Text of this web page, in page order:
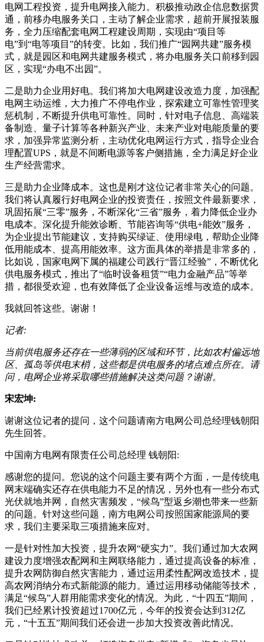
电网工程投资，提升电网接入能力。积极推动政企信息数据贯
通，前移办电服务关口，主动了解企业需求，超前开展报装服
务，全力压缩配套电网工程建设周期，实现由“项目等
电”到“电等项目”的转变。比如，我们推广“园网共建”服务模
式，就是园区和电网共建服务模式，将办电服务关口前移到园
区，实现“办电不出园”。
二是助力企业用好电。我们将加大电网建设改造力度，加强配
电网主动运维，大力推广不停电作业，探索建立可靠性管理奖
惩机制，不断提升供电可靠性。同时，针对电子信息、高端装
备制造、量子计算等各种新兴产业、未来产业对电能质量的要
求，加强异常监测分析，主动优化电网运行方式，指导企业合
理配置UPS，就是不间断电源等客户侧措施，全力满足好企业
生产经营需求。
三是助力企业降成本。这也是刚才这位记者非常关心的问题。
我们将认真履行好电网企业的投资责任，按照文件最新要求，
巩固拓展“三零”服务，不断深化“三省”服务，着力降低企业办
电成本。深化提升能效诊断、节能咨询等“供电+能效”服务，
为企业提出节能建议，支持购买绿证、使用绿电，帮助企业降
低用能成本、提高用能效率。这方面具体的举措是非常多的，
比如说，国家电网下属的福建公司践行“晋江经验”，不断优化
供电服务模式，推出了“临时设备租赁”“电力金融产品”等举
措，都很受欢迎，也有效降低了企业设备运维与改造的成本。
我就回答这些。谢谢！
记者:
当前供电服务还存在一些薄弱的区域和环节，比如农村偏远地
区、孤岛等供电末梢，这些都是供电服务的堵点难点所在。请
问，电网企业将采取哪些措施解决这类问题？谢谢。
宋宏坤:
谢谢这位记者的提问，这个问题请南方电网公司总经理钱朝阳
先生回答。
中国南方电网有限责任公司总经理 钱朝阳:
感谢您的提问。您说的这个问题主要有两个方面，一是传统电
网末端确实还存在供电能力不足的情况，另外也有一些分布式
光伏就地并网，自然灾害频发，“候鸟”型返乡潮也带来一些新
的问题。针对这些问题，南方电网公司按照国家能源局的要
求，我们主要采取三项措施来应对。
一是针对性加大投资，提升农网“硬实力”。我们通过加大农网
建设力度增强农配网和主网联络能力，通过提高设备的标准，
提升农网防御自然灾害能力，通过运用柔性配网改造技术，提
高农网消纳分布式新能源的能力。通过运用移动储能等技术，
满足“候鸟”人群用能需求变化的情况。为此，“十四五”期间，
我们已经累计投资超过1700亿元，今年的投资会达到312亿
元，“十五五”期间我们还会进一步加大投资改善此情况。